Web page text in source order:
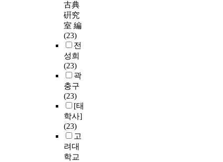
古典
硏究
室 編
(23)
전
성희
(23)
곽
충구
(23)
[태
학사]
(23)
고
려대
학교